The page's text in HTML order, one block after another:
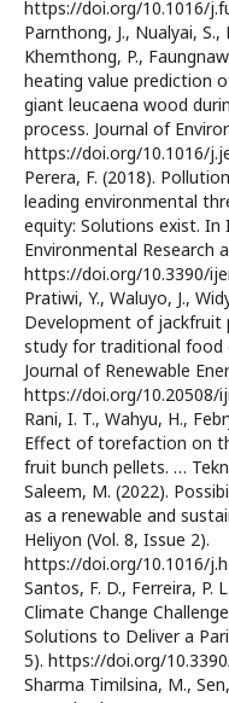
https://doi.org/10.1016/
Parnthong, J., Nualyai,
Khemthong, P.,
heating value prediction
giant leucaena wood
process. Journal of
https://doi.org/10.1016/
Perera, F. (2018).
leading environmental
equity: Solutions exist.
Environmental Research
https://doi.org/10.3390/
Pratiwi, Y., Waluyo, J.,
Development of jackfruit
study for traditional food
Journal of Renewable
https://doi.org/10.20508/
Rani, I. T., Wahyu, H.,
Effect of torefaction on
fruit bunch pellets. …
Saleem, M. (2022).
as a renewable and
Heliyon (Vol. 8, Issue 2).
https://doi.org/10.1016/
Santos, F. D., Ferreira, P.
Climate Change
Solutions to Deliver a
5). https://doi.org/
Sharma Timilsina, M.,